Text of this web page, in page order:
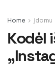
Home Įdomu
Kodėl